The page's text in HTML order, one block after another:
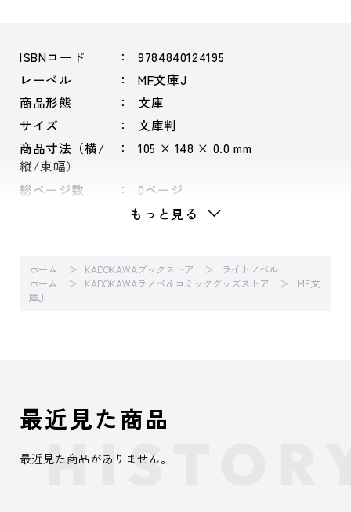
ISBNコード
9784840124195
レーベル
MF文庫J
商品形態
文庫
サイズ
文庫判
商品寸法（横/
縦/束幅）
105 × 148 × 0.0 mm
総ページ数 0ページ
もっと見る
ホーム KADOKAWAブックストア
ライトノベル
ホーム
KADOKAWAラノベ＆コミックグッズストア
MF文
庫J
最近見た商品
最近見た商品がありません。